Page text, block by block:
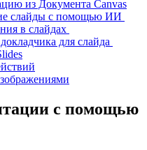
из Документа Canvas
слайды с помощью ИИ
в слайдах
для слайда
с помощью